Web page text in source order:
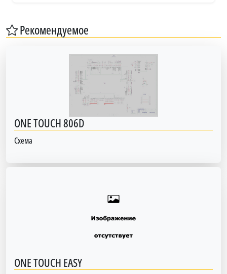
Рекомендуемое
ONE TOUCH 806D
Схема
ONE TOUCH EASY